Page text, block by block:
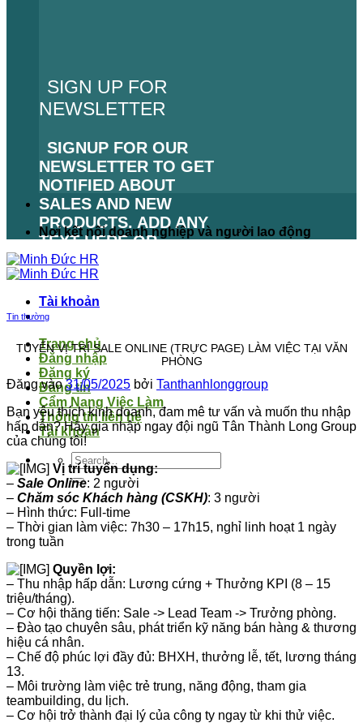
SIGN UP FOR
NEWSLETTER
SIGNUP FOR OUR
NEWSLETTER TO GET
NOTIFIED ABOUT
SALES AND NEW
PRODUCTS. ADD ANY
TEXT HERE OR
REMOVE IT.
LỖI:KHÔNG TÌM THẤY
BIỂU MẪU LIÊN HỆ.
Nơi kết nối doanh nghiệp và người lao động
Tài khoản
Trang chủ
Đăng nhập
Đăng ký
Đăng tin
Cẩm Nang Việc Làm
Thông tin liên hệ
Tài khoản
Tin thường
TUYỂN VỊ TRÍ SALE ONLINE (TRỰC PAGE) LÀM VIỆC TẠI VĂN
PHÒNG
Đăng vào31/05/2025 bởi Tanthanhlonggroup
Bạn yêu thích kinh doanh, đam mê tư vấn và muốn thu nhập
hấp dẫn? Hãy gia nhập ngay đội ngũ Tân Thành Long Group
của chúng tôi!
Vị trí tuyển dụng:
– Sale Online: 2 người
– Chăm sóc Khách hàng (CSKH): 3 người
– Hình thức: Full-time
– Thời gian làm việc: 7h30 – 17h15, nghỉ linh hoạt 1 ngày
trong tuần
Quyền lợi:
– Thu nhập hấp dẫn: Lương cứng + Thưởng KPI (8 – 15
triệu/tháng).
– Cơ hội thăng tiến: Sale -> Lead Team -> Trưởng phòng.
– Đào tạo chuyên sâu, phát triển kỹ năng bán hàng & thương
hiệu cá nhân.
– Chế độ phúc lợi đầy đủ: BHXH, thưởng lễ, tết, lương tháng
13.
– Môi trường làm việc trẻ trung, năng động, tham gia
teambuilding, du lịch.
– Cơ hội trở thành đại lý của công ty ngay từ khi thử việc.